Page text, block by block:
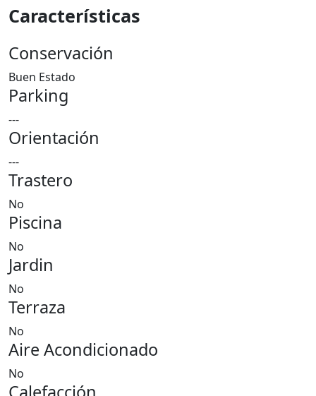
Características
Conservación
Buen Estado
Parking
---
Orientación
---
Trastero
No
Piscina
No
Jardin
No
Terraza
No
Aire Acondicionado
No